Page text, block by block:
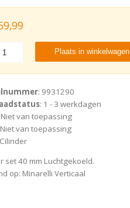
Plaats in winkelwagen
: 9931290
: 1 - 3 werkdagen
van toepassing
van toepassing
set 40 mm Luchtgekoeld.
op: Minarelli Verticaal